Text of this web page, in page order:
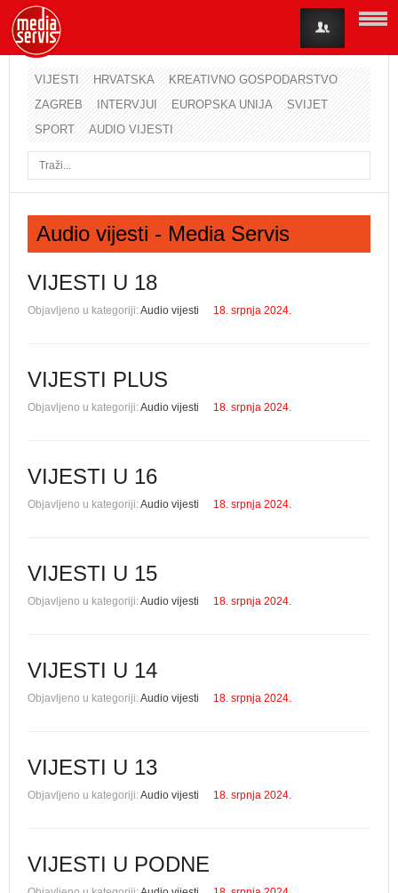
VIJESTI HRVATSKA
KREATIVNO GOSPODARSTVO
ZAGREB
INTERVJUI EUROPSKA UNIJA
SVIJET
SPORT
AUDIO VIJESTI
Audio vijesti - Media Servis
VIJESTI U 18
Objavljeno u kategoriji:Audio vijesti 18. srpnja 2024.
VIJESTI PLUS
Objavljeno u kategoriji:Audio vijesti 18. srpnja 2024.
VIJESTI U 16
Objavljeno u kategoriji:Audio vijesti 18. srpnja 2024.
VIJESTI U 15
Objavljeno u kategoriji:Audio vijesti 18. srpnja 2024.
VIJESTI U 14
Objavljeno u kategoriji:Audio vijesti 18. srpnja 2024.
VIJESTI U 13
Objavljeno u kategoriji:Audio vijesti 18. srpnja 2024.
VIJESTI U PODNE
Korisničko ime
Lozinka
Zaboravili ste lozinku?